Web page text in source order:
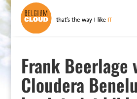
Frank Beerlage
Cloudera